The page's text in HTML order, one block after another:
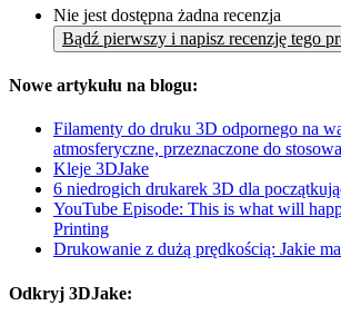
Nie jest dostępna żadna recenzja
Bądź pierwszy i napisz recenzję tego
Nowe artykułu na blogu:
Filamenty do druku 3D odpornego na
atmosferyczne, przeznaczone do
Kleje 3DJake
6 niedrogich drukarek 3D dla
YouTube Episode: This is what will
Printing
Drukowanie z dużą prędkością: Jakie
Odkryj 3DJake: